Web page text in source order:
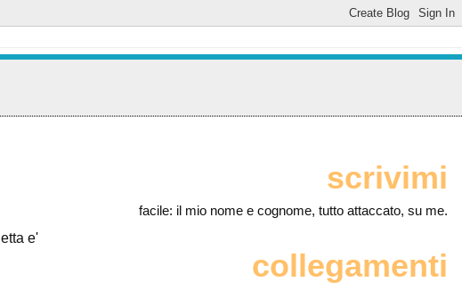
e'
scrivimi
facile: il mio nome e cognome, tutto attaccato, su me.
collegamenti